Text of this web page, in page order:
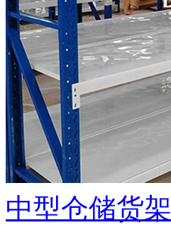
中型仓储货架